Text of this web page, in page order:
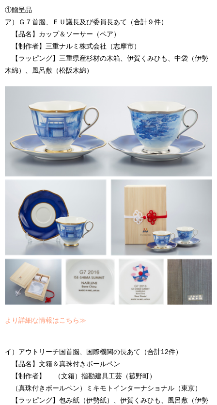
①贈呈品
ア）Ｇ７首脳、ＥＵ議長及び委員長あて（合計９件）
【品名】カップ＆ソーサー（ペア）
【制作者】三重ナルミ株式会社（志摩市）
【ラッピング】三重県産杉材の木箱、伊賀くみひも、中袋（伊勢
木綿）、風呂敷（松阪木綿）
より詳細な情報はこちら≫
イ）アウトリーチ国首脳、国際機関の長あて（合計12件）
【品名】文箱＆真珠付きボールペン
【制作者】 （文箱）指勘建具工芸（菰野町）
（真珠付きボールペン）ミキモトインターナショナル（東京）
【ラッピング】包み紙（伊勢紙）、伊賀くみひも、風呂敷（伊勢